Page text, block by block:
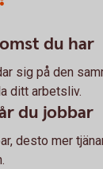
du har
sig på den
ditt arbetsliv.
du jobbar
desto mer